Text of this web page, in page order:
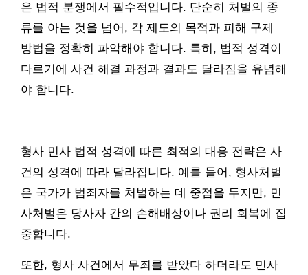
은 법적 분쟁에서 필수적입니다. 단순히 처벌의 종
류를 아는 것을 넘어, 각 제도의 목적과 피해 구제
방법을 정확히 파악해야 합니다. 특히, 법적 성격이
다르기에 사건 해결 과정과 결과도 달라짐을 유념해
야 합니다.
형사 민사 법적 성격에 따른 최적의 대응 전략은 사
건의 성격에 따라 달라집니다. 예를 들어, 형사처벌
은 국가가 범죄자를 처벌하는 데 중점을 두지만, 민
사처벌은 당사자 간의 손해배상이나 권리 회복에 집
중합니다.
또한, 형사 사건에서 무죄를 받았다 하더라도 민사